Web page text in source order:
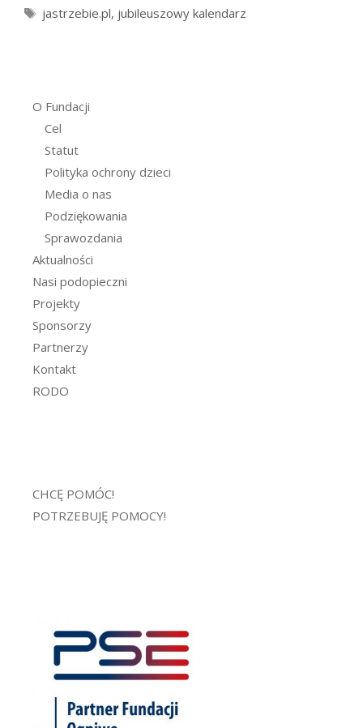
Tagi
jastrzebie.pl, jubileuszowy kalendarz
O Fundacji
Cel
Statut
Polityka ochrony dzieci
Media o nas
Podziękowania
Sprawozdania
Aktualności
Nasi podopieczni
Projekty
Sponsorzy
Partnerzy
Kontakt
RODO
CHCĘ POMÓC!
POTRZEBUJĘ POMOCY!